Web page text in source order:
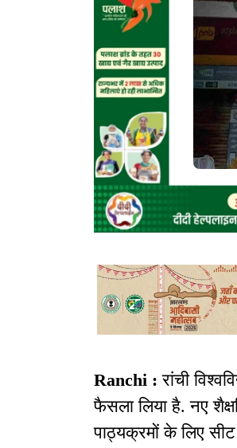
Ranchi : रांची
फैसला लिया है. नए
पाठ्यक्रमों के लिए